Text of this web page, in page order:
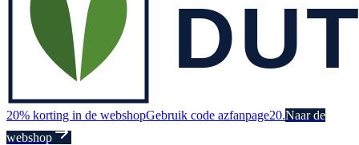
20% korting in de webshopGebruik code azfanpage20.Naar de
webshop